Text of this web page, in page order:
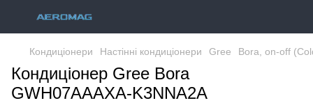
Кондиціонери Настінні кондиціонери Gree Bora, on-off
Кондиціонер Gree Bora
GWH07AAAXA-K3NNA2A